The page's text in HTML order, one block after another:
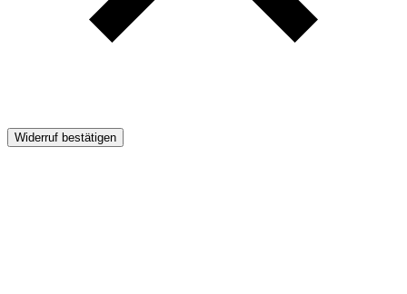
Widerruf bestätigen